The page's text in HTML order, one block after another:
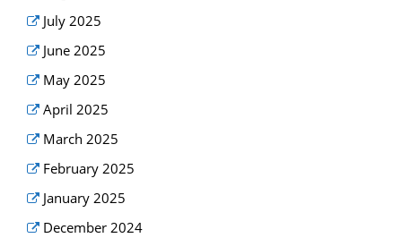
July 2025
June 2025
May 2025
April 2025
March 2025
February 2025
January 2025
December 2024